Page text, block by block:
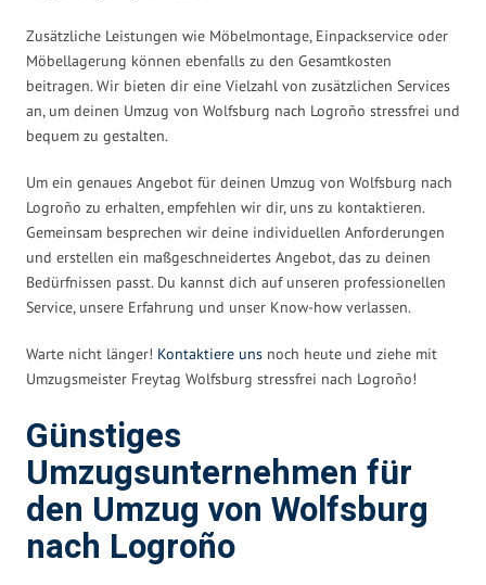
Zusätzliche Leistungen wie Möbelmontage, Einpackservice oder
Möbellagerung können ebenfalls zu den Gesamtkosten
beitragen. Wir bieten dir eine Vielzahl von zusätzlichen Services
an, um deinen Umzug von Wolfsburg nach Logroño stressfrei und
bequem zu gestalten.
Um ein genaues Angebot für deinen Umzug von Wolfsburg nach
Logroño zu erhalten, empfehlen wir dir, uns zu kontaktieren.
Gemeinsam besprechen wir deine individuellen Anforderungen
und erstellen ein maßgeschneidertes Angebot, das zu deinen
Bedürfnissen passt. Du kannst dich auf unseren professionellen
Service, unsere Erfahrung und unser Know-how verlassen.
Warte nicht länger! Kontaktiere uns noch heute und ziehe mit
Umzugsmeister Freytag Wolfsburg stressfrei nach Logroño!
Günstiges
Umzugsunternehmen für
den Umzug von Wolfsburg
nach Logroño